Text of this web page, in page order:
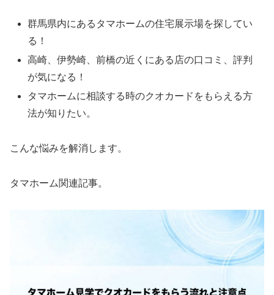
群馬県内にあるタマホームの住宅展示場を探してい
る！
高崎、伊勢崎、前橋の近くにある店の口コミ、評判
が気になる！
タマホームに相談する時のクオカードをもらえる方
法が知りたい。
こんな悩みを解消します。
タマホーム関連記事。